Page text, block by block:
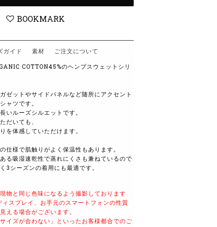
BOOKMARK
ガイド 素材
ご注文について
COTTON45%のヘンプスウェットシリ
ゼットやサイドパネルなど随所にアクセント
ャツです。
いルーズシルエットです。
だいても、
を体感していただけます。
仕様で肌触りがよく保温性もあります。
る吸湿速乾性で蒸れにくさも兼ねているので
3シーズンの着用にも最適です。
物と同じ色味になるよう撮影しております
スプレイ、お手元のスマートフォンの性質
える場合がございます。
イズが合わない」といったお客様都合でのご